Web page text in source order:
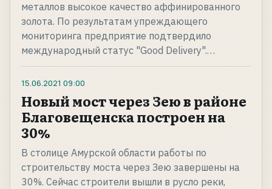
металлов высокое качество аффинированного
золота. По результатам упреждающего
мониторинга предприятие подтвердило
международный статус "Good Delivery".…
15.06.2021 09:00
Новый мост через Зею в районе
Благовещенска построен на
30%
В столице Амурской области работы по
строительству моста через Зею завершены на
30%. Сейчас строители вышли в русло реки,